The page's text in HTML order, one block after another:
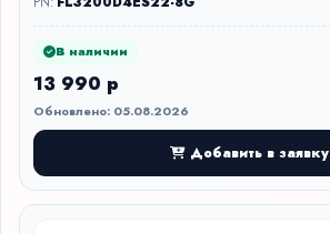
В наличии
13 990 р
Обновлено: 05.08.2026
Добавить в заявку